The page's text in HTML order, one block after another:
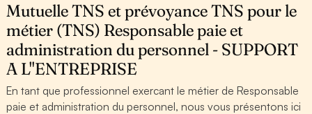
Mutuelle TNS et prévoyance TNS pour le
métier (TNS) Responsable paie et
administration du personnel - SUPPORT
A L''ENTREPRISE
En tant que professionnel exercant le métier de Responsable
paie et administration du personnel, nous vous présentons ici